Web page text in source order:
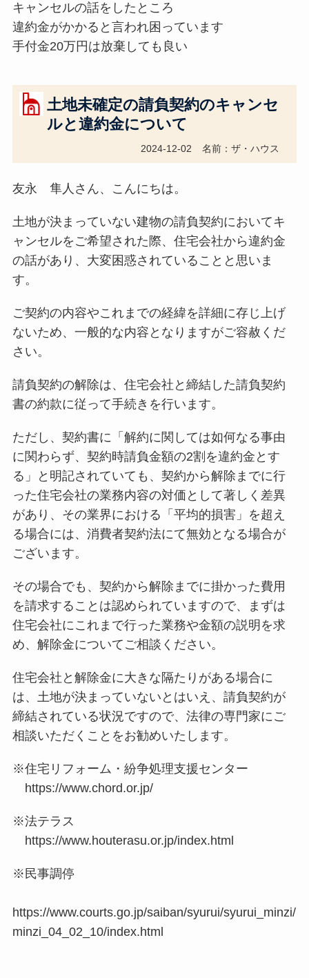
キャンセルの話をしたところ
違約金がかかると言われ困っています
手付金20万円は放棄しても良い
土地未確定の請負契約のキャンセ
ルと違約金について
2024-12-02 名前：ザ・ハウス
友永 隼人さん、こんにちは。
土地が決まっていない建物の請負契約においてキ
ャンセルをご希望された際、住宅会社から違約金
の話があり、大変困惑されていることと思いま
す。
ご契約の内容やこれまでの経緯を詳細に存じ上げ
ないため、一般的な内容となりますがご容赦くだ
さい。
請負契約の解除は、住宅会社と締結した請負契約
書の約款に従って手続きを行います。
ただし、契約書に「解約に関しては如何なる事由
に関わらず、契約時請負金額の2割を違約金とす
る」と明記されていても、契約から解除までに行
った住宅会社の業務内容の対価として著しく差異
があり、その業界における「平均的損害」を超え
る場合には、消費者契約法にて無効となる場合が
ございます。
その場合でも、契約から解除までに掛かった費用
を請求することは認められていますので、まずは
住宅会社にこれまで行った業務や金額の説明を求
め、解除金についてご相談ください。
住宅会社と解除金に大きな隔たりがある場合に
は、土地が決まっていないとはいえ、請負契約が
締結されている状況ですので、法律の専門家にご
相談いただくことをお勧めいたします。
※住宅リフォーム・紛争処理支援センター
https://www.chord.or.jp/
※法テラス
https://www.houterasu.or.jp/index.html
※民事調停
https://www.courts.go.jp/saiban/syurui/syurui_minzi/
minzi_04_02_10/index.html